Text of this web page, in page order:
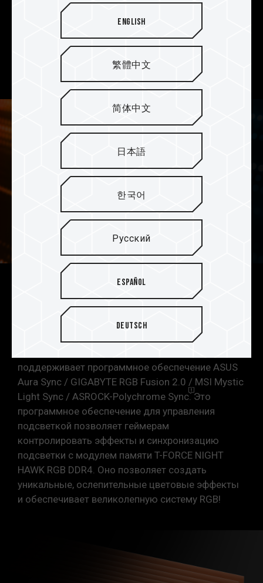
Эксклюзивный симметричный радиатор для
охлаждения Hawkeye окружен линиями боевого
тотема, символизирующего яркий солнечный
свет, а «зоркий глаз» испускает яркое
многоцветное свечение невероятной красоты.
Поддержка нескольких
программ управления
освещением
поддерживает программное обеспечение ASUS
Aura Sync / GIGABYTE RGB Fusion 2.0 / MSI Mystic
Light Sync / ASROCK-Polychrome Sync.Это
программное обеспечение для управления
подсветкой позволяет геймерам
контролировать эффекты и синхронизацию
подсветки с модулем памяти T-FORCE NIGHT
HAWK RGB DDR4. Оно позволяет создать
уникальные, ослепительные цветовые эффекты
и обеспечивает великолепную систему RGB!
English
繁體中文
简体中文
日本語
한국어
Русский
Español
Deutsch